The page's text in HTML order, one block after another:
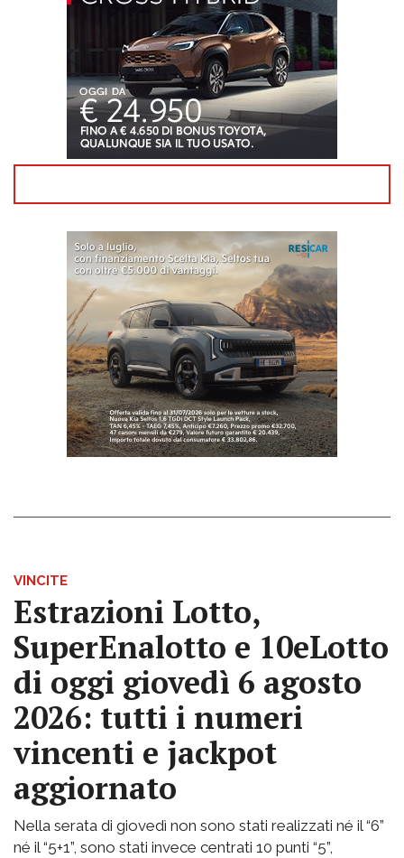
VINCITE
Estrazioni Lotto,
SuperEnalotto e 10eLotto
di oggi giovedì 6 agosto
2026: tutti i numeri
vincenti e jackpot
aggiornato
Nella serata di giovedì non sono stati realizzati né il “6”
né il “5+1”, sono stati invece centrati 10 punti “5”,